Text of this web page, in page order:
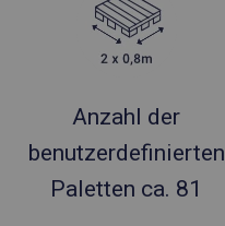
Anzahl der
benutzerdefinierten
Paletten ca. 81